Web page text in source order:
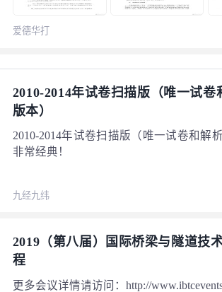
爱德华打
2010-2014年试卷扫描版（唯一试卷
版本）
2010-2014年试卷扫描版（唯一试卷和解
非常经典！
九经九纬
2019（第八届）国际桥梁与隧道技
程
更多会议详情请访问：http://